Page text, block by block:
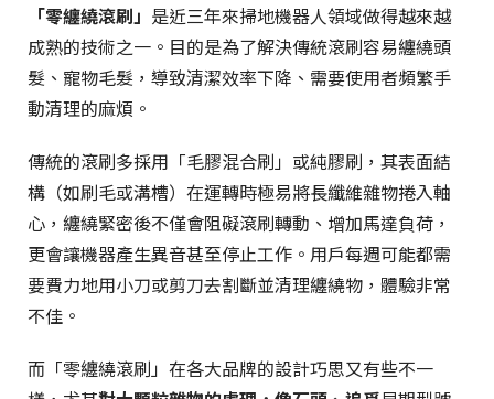
「零纏繞滾刷」 是近三年來掃地機器人領域做得越來越
成熟的技術之一。目的是為了解決傳統滾刷容易纏繞頭
髮、寵物毛髮，導致清潔效率下降、需要使用者頻繁手
動清理的麻煩。
傳統的滾刷多採用「毛膠混合刷」或純膠刷，其表面結
構（如刷毛或溝槽）在運轉時極易將長纖維雜物捲入軸
心，纏繞緊密後不僅會阻礙滾刷轉動、增加馬達負荷，
更會讓機器產生異音甚至停止工作。用戶每週可能都需
要費力地用小刀或剪刀去割斷並清理纏繞物，體驗非常
不佳。
而「零纏繞滾刷」在各大品牌的設計巧思又有些不一